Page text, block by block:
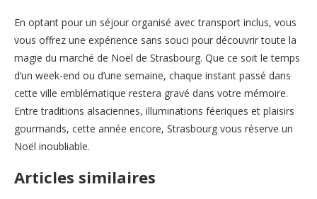
En optant pour un séjour organisé avec transport inclus, vous
vous offrez une expérience sans souci pour découvrir toute la
magie du marché de Noël de Strasbourg. Que ce soit le temps
d’un week-end ou d’une semaine, chaque instant passé dans
cette ville emblématique restera gravé dans votre mémoire.
Entre traditions alsaciennes, illuminations féeriques et plaisirs
gourmands, cette année encore, Strasbourg vous réserve un
Noël inoubliable.
Articles similaires